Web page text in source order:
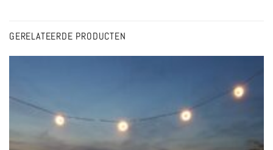
GERELATEERDE PRODUCTEN